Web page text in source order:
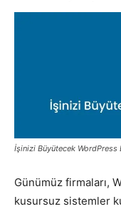
İşinizi Büyütecek WordPress
Günümüz firmaları,
kusursuz sistemler